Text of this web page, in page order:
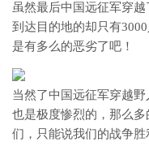
虽然最后中国远征军穿
到达目的地的却只有
是有多么的恶劣了吧！
当然了中国远征军穿越
也是极度惨烈的，那么
们，只能说我们的战争胜